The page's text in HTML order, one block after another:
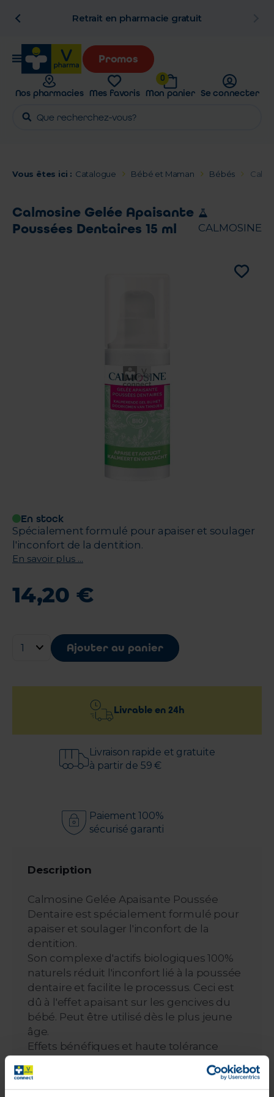
Retrait en pharmacie gratuit
Promos
Nos pharmacies Mes favoris
0
Mon panier Se connecter
Vous êtes ici : Catalogue Bébé et Maman Bébés
Calmosine Gelée Apaisante
Poussées Dentaires 15 ml
CALMOSINE
En stock
Spécialement formulé pour apaiser et soulager
l'inconfort de la dentition.
En savoir plus ...
14,20 €
Ajouter au panier
Livrable en 24h
Livraison rapide et gratuite
à partir de 59 €
Paiement 100%
sécurisé garanti
Description
Calmosine Gelée Apaisante Poussée
Dentaire est spécialement formulé pour
apaiser et soulager l'inconfort de la
dentition.
Son complexe d'actifs biologiques 100%
naturels réduit l'inconfort lié à la poussée
dentaire et facilite le processus. Ceci est
dû à l'effet apaisant sur les gencives du
bébé. Peut être utilisé dès le plus jeune
âge.
Effets bénéfiques et haute tolérance
- Les massages avec le produit ont un
effet apaisant rapide,